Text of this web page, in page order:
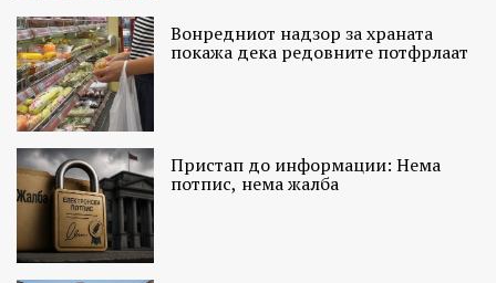
Вонредниот надзор за храната
покажа дека редовните потфрлаат
Пристап до информации: Нема
потпис, нема жалба